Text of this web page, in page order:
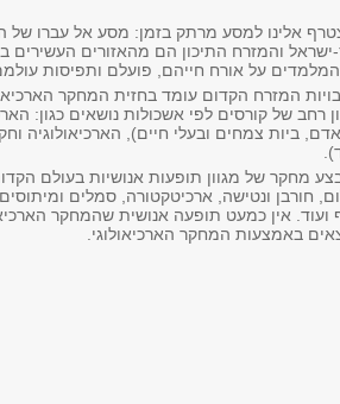
אלינו למסע מרתק בזמן: מסע אל עברו של
והמזרח התיכון הם מהאזורים העשירים
המלמדים על אורח חייהם, פועלם ותפיסות
המזרח הקדום עומד בחזית המחקר
רחב של קורסים לפי אשכולות נושאים כגון:
ביות צמחים ובעלי חיים), הארכיאולוגיה
מחקר של מגוון תופעות אנושיות בעולם
חורבן ונטישה, ארכיטקטורה, סמלים ומיתוסים,
אין כמעט תופעה אנושית שהמחקר
באמצעות המחקר הארכיאולוגי.